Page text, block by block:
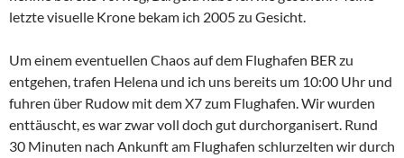
letzte visuelle Krone bekam ich 2005 zu Gesicht.
Um einem eventuellen Chaos auf dem Flughafen BER zu
entgehen, trafen Helena und ich uns bereits um 10:00 Uhr und
fuhren über Rudow mit dem X7 zum Flughafen. Wir wurden
enttäuscht, es war zwar voll doch gut durchorganisert. Rund
30 Minuten nach Ankunft am Flughafen schlurzelten wir durch